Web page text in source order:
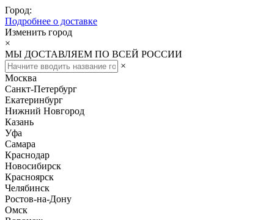
Город:
Подробнее о доставке
Изменить город
×
МЫ ДОСТАВЛЯЕМ ПО ВСЕЙ РОССИИ
×
Москва
Санкт-Петербург
Екатеринбург
Нижний Новгород
Казань
Уфа
Самара
Краснодар
Новосибирск
Красноярск
Челябинск
Ростов-на-Дону
Омск